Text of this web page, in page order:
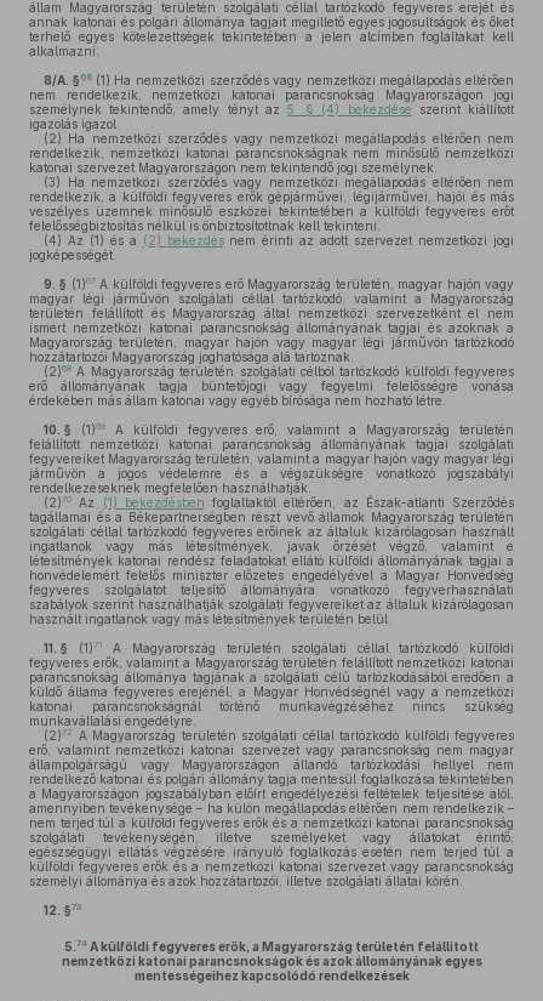
állam Magyarország területén szolgálati céllal tartózkodó fegyveres erejét és
annak katonai és polgári állománya tagjait megillető egyes jogosultságok és őket
terhelő egyes kötelezettségek tekintetében a jelen alcímben foglaltakat kell
alkalmazni.
8/A. § 66 (1) Ha nemzetközi szerződés vagy nemzetközi megállapodás eltérően
nem rendelkezik, nemzetközi katonai parancsnokság Magyarországon jogi
személynek tekintendő, amely tényt az 5. § (4) bekezdése szerint kiállított
igazolás igazol.
(2) Ha nemzetközi szerződés vagy nemzetközi megállapodás eltérően nem
rendelkezik, nemzetközi katonai parancsnokságnak nem minősülő nemzetközi
katonai szervezet Magyarországon nem tekintendő jogi személynek.
(3) Ha nemzetközi szerződés vagy nemzetközi megállapodás eltérően nem
rendelkezik, a külföldi fegyveres erők gépjárművei, légijárművei, hajói és más
veszélyes üzemnek minősülő eszközei tekintetében a külföldi fegyveres erőt
felelősségbiztosítás nélkül is önbiztosítottnak kell tekinteni.
(4) Az (1) és a (2) bekezdésnem érinti az adott szervezet nemzetközi jogi
jogképességét.
9. § (1)67A külföldi fegyveres erő Magyarország területén, magyar hajón vagy
magyar légi járművön szolgálati céllal tartózkodó, valamint a Magyarország
területén felállított és Magyarország által nemzetközi szervezetként el nem
ismert nemzetközi katonai parancsnokság állományának tagjai és azoknak a
Magyarország területén, magyar hajón vagy magyar légi járművön tartózkodó
hozzátartozói Magyarország joghatósága alá tartoznak.
(2)68 A Magyarország területén szolgálati célból tartózkodó külföldi fegyveres
erő állományának tagja büntetőjogi vagy fegyelmi felelősségre vonása
érdekében más állam katonai vagy egyéb bírósága nem hozható létre.
10. § (1)69A külföldi fegyveres erő, valamint a Magyarország területén
felállított nemzetközi katonai parancsnokság állományának tagjai szolgálati
fegyvereiket Magyarország területén, valamint a magyar hajón vagy magyar légi
járművön a jogos védelemre és a végszükségre vonatkozó jogszabályi
rendelkezéseknek megfelelően használhatják.
(2)70 Az (1) bekezdésben foglaltaktól eltérően, az Észak-atlanti Szerződés
tagállamai és a Békepartnerségben részt vevő államok Magyarország területén
szolgálati céllal tartózkodó fegyveres erőinek az általuk kizárólagosan használt
ingatlanok vagy más létesítmények, javak őrzését végző, valamint e
létesítmények katonai rendész feladatokat ellátó külföldi állományának tagjai a
honvédelemért felelős miniszter előzetes engedélyével a Magyar Honvédség
fegyveres szolgálatot teljesítő állományára vonatkozó fegyverhasználati
szabályok szerint használhatják szolgálati fegyvereiket az általuk kizárólagosan
használt ingatlanok vagy más létesítmények területén belül.
11. § (1)71
A Magyarország területén szolgálati céllal tartózkodó külföldi
fegyveres erők, valamint a Magyarország területén felállított nemzetközi katonai
parancsnokság állománya tagjának a szolgálati célú tartózkodásából eredően a
küldő állama fegyveres erejénél, a Magyar Honvédségnél vagy a nemzetközi
katonai parancsnokságnál történő munkavégzéséhez nincs szükség
munkavállalási engedélyre.
(2)72
A Magyarország területén szolgálati céllal tartózkodó külföldi fegyveres
erő, valamint nemzetközi katonai szervezet vagy parancsnokság nem magyar
állampolgárságú vagy Magyarországon állandó tartózkodási hellyel nem
rendelkező katonai és polgári állomány tagja mentesül foglalkozása tekintetében
a Magyarországon jogszabályban előírt engedélyezési feltételek teljesítése alól,
amennyiben tevékenysége – ha külön megállapodás eltérően nem rendelkezik –
nem terjed túl a külföldi fegyveres erők és a nemzetközi katonai parancsnokság
szolgálati tevékenységén, illetve személyeket vagy állatokat érintő,
egészségügyi ellátás végzésére irányuló foglalkozás esetén nem terjed túl a
külföldi fegyveres erők és a nemzetközi katonai szervezet vagy parancsnokság
személyi állománya és azok hozzátartozói, illetve szolgálati állatai körén.
12. §73
5. 74 A külföldi fegyveres erők, a Magyarország területén felállított
nemzetközi katonai parancsnokságok és azok állományának egyes
mentességeihez kapcsolódó rendelkezések